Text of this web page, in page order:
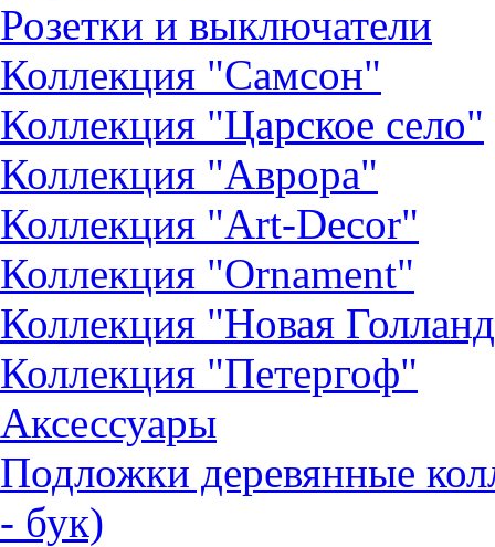
Розетки и выключатели
Коллекция "Самсон"
Коллекция "Царское село"
Коллекция "Аврора"
Коллекция "Art-Decor"
Коллекция "Ornament"
Коллекция "Новая
Коллекция "Петергоф"
Аксессуары
Подложки деревянные
- бук)